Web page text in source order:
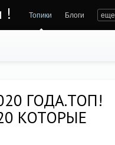
! Топики Блоги еще
ГОДА.ТОП!
КОТОРЫЕ